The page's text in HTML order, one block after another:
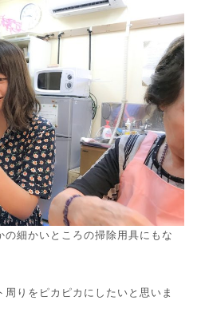
の細かいところの掃除用具にもな
りをピカピカにしたいと思いま